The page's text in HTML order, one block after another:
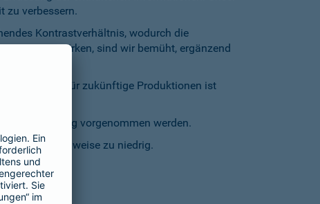
zu verbessern.
Kontrastverhältnis, wodurch die
sind wir bemüht, ergänzend
Für zukünftige Produktionen ist
vorgenommen werden.
stellenweise zu niedrig.